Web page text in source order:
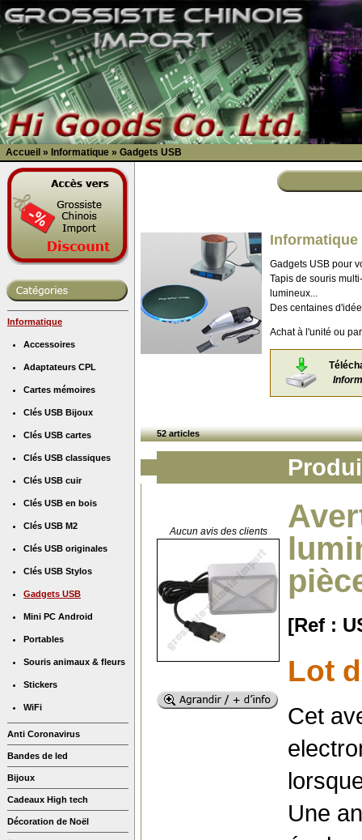
Accueil » Informatique » Gadgets USB
Informatique
Accessoires
Adaptateurs CPL
Cartes mémoires
Clés USB Bijoux
Clés USB cartes
Clés USB classiques
Clés USB cuir
Clés USB en bois
Clés USB M2
Clés USB originales
Clés USB Stylos
Gadgets USB
Mini PC Android
Portables
Souris animaux & fleurs
Stickers
WiFi
Anti Coronavirus
Bandes de led
Bijoux
Cadeaux High tech
Décoration de Noël
Informatique
Gadgets USB pour
Tapis de souris
lumineux...
Des centaines
Achat à l'unité ou
52 articles
Aucun avis des clients
[Ref :
Lot
Cet
Une